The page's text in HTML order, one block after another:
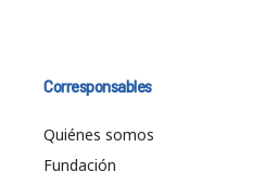
Corresponsables
Quiénes somos
Fundación